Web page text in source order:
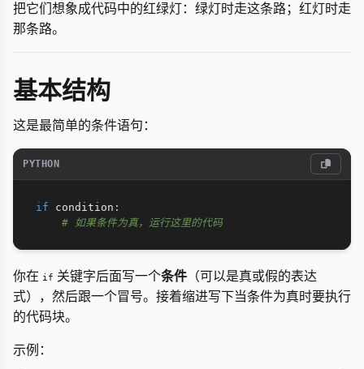
把它们想象成代码中的红绿灯：绿灯时走这条路；红灯时走
那条路。
基本结构
这是最简单的条件语句：
PYTHON
if condition :
# 如果条件为真，运行这里的代码
你在 if 关键字后面写一个条件 （可以是真或假的表达
式），然后跟一个冒号。接着缩进写下当条件为真时要执行
的代码块。
示例：